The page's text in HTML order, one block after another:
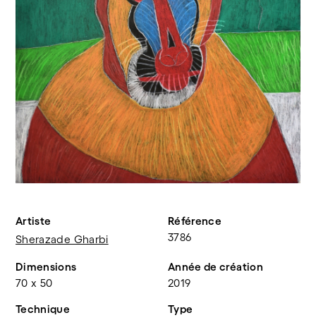
Artiste
Sherazade Gharbi
Référence
3786
Dimensions
70 x 50
Année de création
2019
Technique
Type